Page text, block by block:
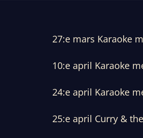
27:e mars Karaoke
10:e april Karaoke
24:e april Karaoke
25:e april Curry &